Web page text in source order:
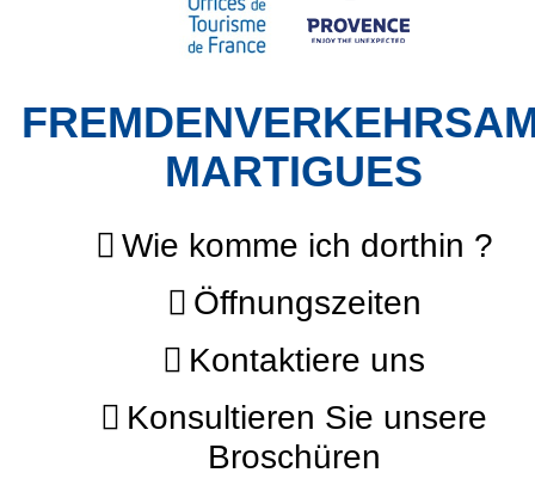
MARTIGUES
Wie komme ich dorthin ?
Öffnungszeiten
Kontaktiere uns
Konsultieren Sie unsere
Broschüren